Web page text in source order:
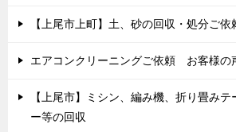
【上尾市上町】土、砂の回収・処分ご
エアコンクリーニングご依頼 お客様の
【上尾市】ミシン、編み機、折り畳み
ー等の回収